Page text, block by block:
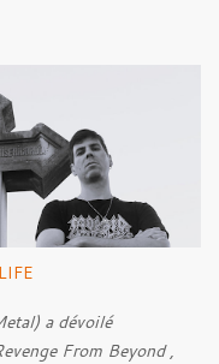
a dévoilé
From Beyond ,